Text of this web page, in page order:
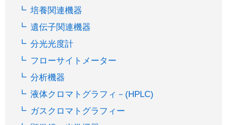
培養関連機器
遺伝子関連機器
分光光度計
フローサイトメーター
分析機器
液体クロマトグラフィ－(HPLC)
ガスクロマトグラフィー